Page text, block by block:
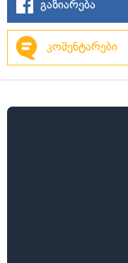
გაზიარება
კომენტარები